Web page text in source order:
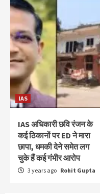
IAS
IAS अधिकारी छवि रंजन के
कई ठिकानों पर ED ने मारा
छापा, धमकी देने समेत लग
चुके हैं कई गंभीर आरोप
3 years ago Rohit Gupta